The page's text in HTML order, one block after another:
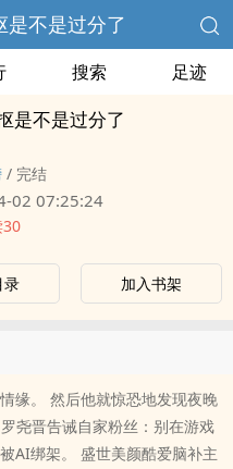
是不是过分了
搜索 足迹
是不是过分了
/ 完结
02 07:25:24
30
录 加入书架
缘。 然后他就惊恐地发现夜晚
尧晋告诫自家粉丝：别在游戏
AI绑架。 盛世美颜酷爱脑补主